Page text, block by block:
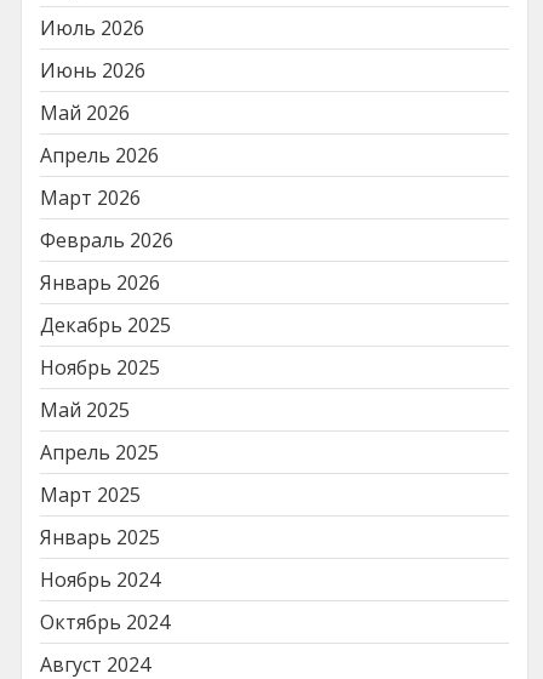
Июль 2026
Июнь 2026
Май 2026
Апрель 2026
Март 2026
Февраль 2026
Январь 2026
Декабрь 2025
Ноябрь 2025
Май 2025
Апрель 2025
Март 2025
Январь 2025
Ноябрь 2024
Октябрь 2024
Август 2024